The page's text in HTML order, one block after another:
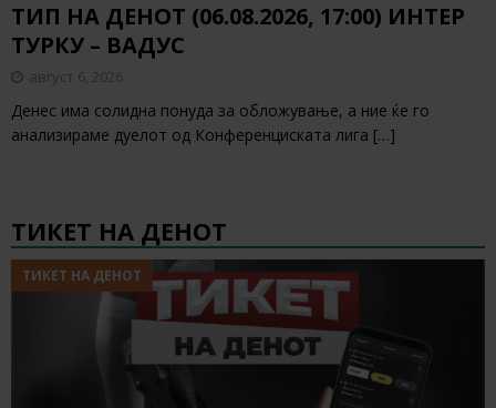
ТИП НА ДЕНОТ (06.08.2026, 17:00) ИНТЕР
ТУРКУ – ВАДУС
август 6, 2026
Денес има солидна понуда за обложување, а ние ќе го
анализираме дуелот од Конференциската лига […]
ТИКЕТ НА ДЕНОТ
ТИКЕТ НА ДЕНОТ